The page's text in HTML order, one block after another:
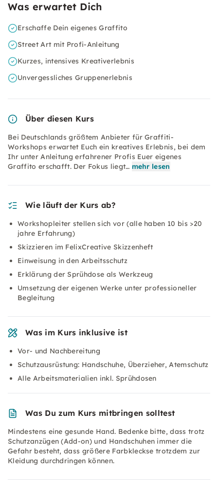
Was erwartet Dich
Erschaffe Dein eigenes Graffito
Street Art mit Profi-Anleitung
Kurzes, intensives Kreativerlebnis
Unvergessliches Gruppenerlebnis
Über diesen Kurs
Bei Deutschlands größtem Anbieter für Graffiti-
Workshops erwartet Euch ein kreatives Erlebnis, bei dem
Ihr unter Anleitung erfahrener Profis Euer eigenes
Graffito erschafft. Der Fokus liegt… mehr lesen
Wie läuft der Kurs ab?
Workshopleiter stellen sich vor (alle haben 10 bis >20
jahre Erfahrung)
Skizzieren im FelixCreative Skizzenheft
Einweisung in den Arbeitsschutz
Erklärung der Sprühdose als Werkzeug
Umsetzung der eigenen Werke unter professioneller
Begleitung
Was im Kurs inklusive ist
Vor- und Nachbereitung
Schutzausrüstung: Handschuhe, Überzieher, Atemschutz
Alle Arbeitsmaterialien inkl. Sprühdosen
Was Du zum Kurs mitbringen solltest
Mindestens eine gesunde Hand. Bedenke bitte, dass trotz
Schutzanzügen (Add-on) und Handschuhen immer die
Gefahr besteht, dass größere Farbkleckse trotzdem zur
Kleidung durchdringen können.